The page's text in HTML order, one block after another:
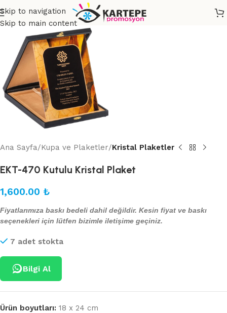
Skip to navigation
Skip to main content
Ana Sayfa Kupa ve Plaketler Kristal Plaketler
EKT-470 Kutulu Kristal Plaket
1,600.00 ₺
Fiyatlarımıza baskı bedeli dahil değildir. Kesin fiyat ve baskı
seçenekleri için lütfen bizimle iletişime geçiniz.
7 adet stokta
Bilgi Al
Ürün boyutları: 18 x 24 cm